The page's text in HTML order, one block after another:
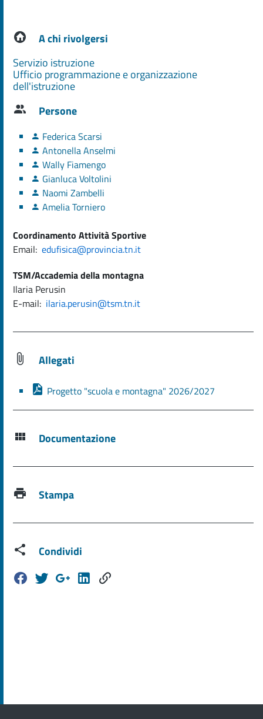
A chi rivolgersi
Servizio istruzione
Ufficio programmazione e organizzazione
dell'istruzione
Persone
Federica Scarsi
Antonella Anselmi
Wally Fiamengo
Gianluca Voltolini
Naomi Zambelli
Amelia Torniero
Coordinamento Attività Sportive
Email: edufisica@provincia.tn.it
TSM/Accademia della montagna
Ilaria Perusin
E-mail: ilaria.perusin@tsm.tn.it
Allegati
Progetto "scuola e montagna" 2026/2027
Documentazione
Stampa
Condividi